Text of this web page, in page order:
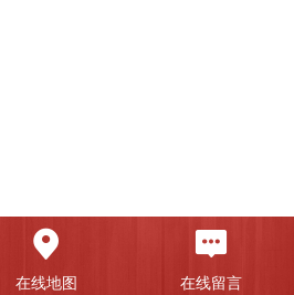
在线地图 在线留言